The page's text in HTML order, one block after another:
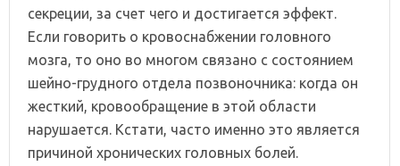
секреции, за счет чего и достигается эффект.
Если говорить о кровоснабжении головного
мозга, то оно во многом связано с состоянием
шейно-грудного отдела позвоночника: когда он
жесткий, кровообращение в этой области
нарушается. Кстати, часто именно это является
причиной хронических головных болей.